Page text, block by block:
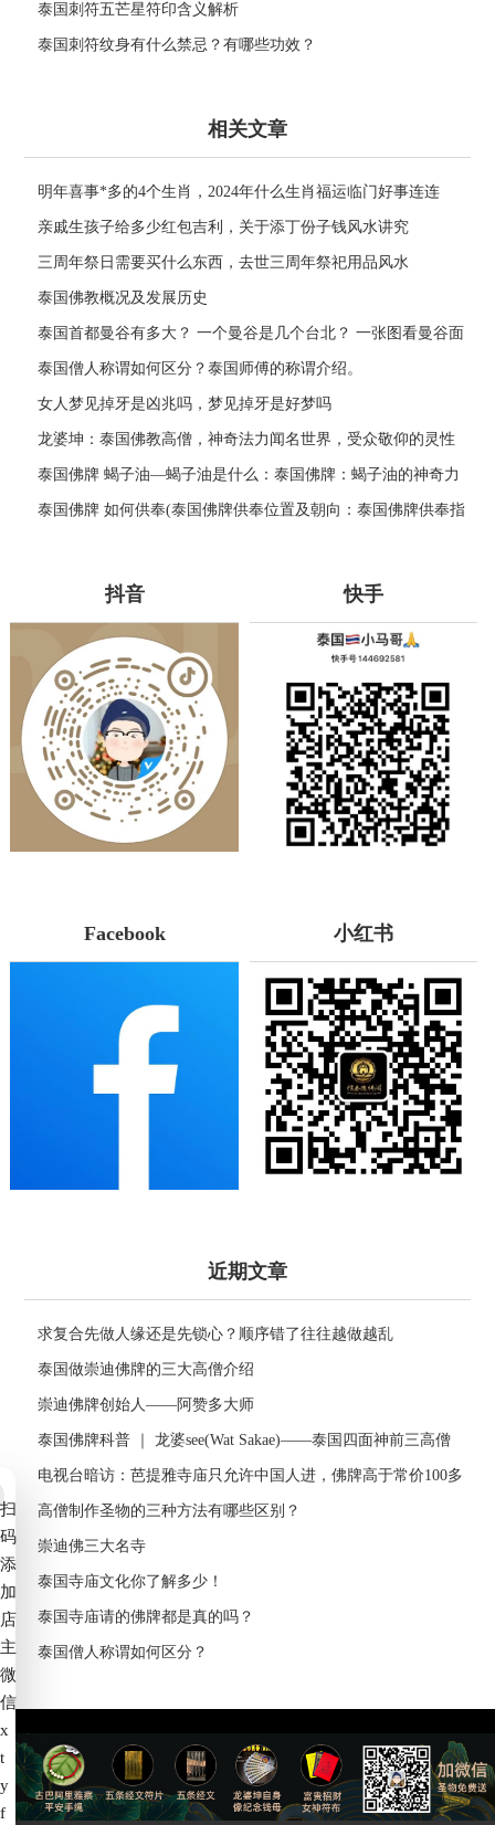
泰国刺符五芒星符印含义解析
泰国刺符纹身有什么禁忌？有哪些功效？
相关文章
明年喜事*多的4个生肖，2024年什么生肖福运临门好事连连
亲戚生孩子给多少红包吉利，关于添丁份子钱风水讲究
三周年祭日需要买什么东西，去世三周年祭祀用品风水
泰国佛教概况及发展历史
泰国首都曼谷有多大？ 一个曼谷是几个台北？ 一张图看曼谷面
积与各大城市比较
泰国僧人称谓如何区分？泰国师傅的称谓介绍。
女人梦见掉牙是凶兆吗，梦见掉牙是好梦吗
龙婆坤：泰国佛教高僧，神奇法力闻名世界，受众敬仰的灵性
导师
泰国佛牌 蝎子油—蝎子油是什么：泰国佛牌：蝎子油的神奇力
量
泰国佛牌 如何供奉(泰国佛牌供奉位置及朝向：泰国佛牌供奉指
抖音 快手
Facebook 小红书
近期文章
求复合先做人缘还是先锁心？顺序错了往往越做越乱
泰国做崇迪佛牌的三大高僧介绍
崇迪佛牌创始人——阿赞多大师
泰国佛牌科普 ｜ 龙婆see(Wat Sakae)——泰国四面神前三高僧
电视台暗访：芭提雅寺庙只允许中国人进，佛牌高于常价100多
倍！
高僧制作圣物的三种方法有哪些区别？
崇迪佛三大名寺
泰国寺庙文化你了解多少！
泰国寺庙请的佛牌都是真的吗？
泰国僧人称谓如何区分？
备案号：赣ICP备2022006539号-4
扫
码
添
加
店
主
微
信
x
t
y
f